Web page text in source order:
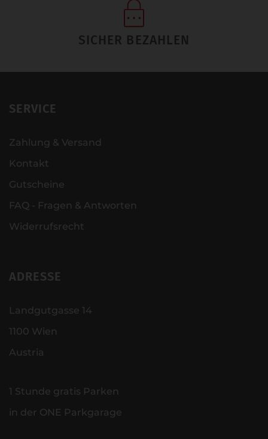
SICHER BEZAHLEN
SERVICE
Zahlung & Versand
Kontakt
Gutscheine
FAQ - Fragen & Antworten
Widerrufsrecht
ADRESSE
Landgutgasse 14
1100 Wien
Austria
1 Stunde gratis Parken
in der ONE Parkgarage